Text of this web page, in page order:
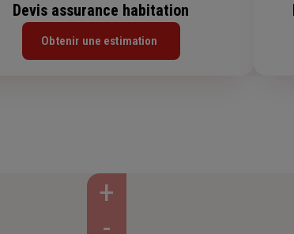
Devis assurance habitation
Obtenir une estimation